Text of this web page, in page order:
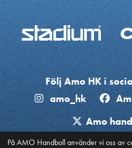
Följ Amo HK i
amo_hk
Amo
På AMO Handboll använder vi oss av